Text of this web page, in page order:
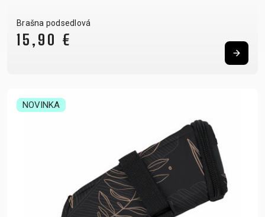
Brašna podsedlová
15,90 €
NOVINKA